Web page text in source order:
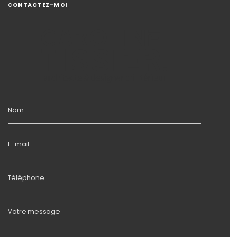
CONTACTEZ-MOI
Nom
E-mail
Téléphone
Votre message